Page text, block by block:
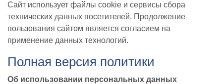
Сайт использует файлы cookie и сервисы сбора
технических данных посетителей. Продолжение
пользования сайтом является согласием на
применение данных технологий.
Полная версия политики
Об использовании персональных данных